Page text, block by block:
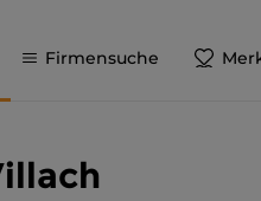
Firmensuche